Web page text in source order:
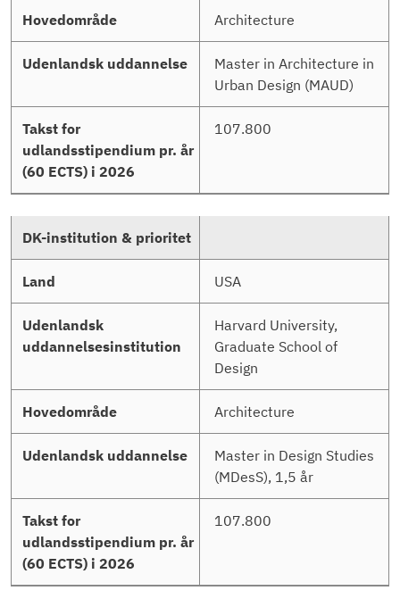
Architecture
Master in Architecture in
Urban Design (MAUD)
107.800
USA
Harvard University,
Graduate School of
Design
Architecture
Master in Design Studies
(MDesS), 1,5 år
107.800